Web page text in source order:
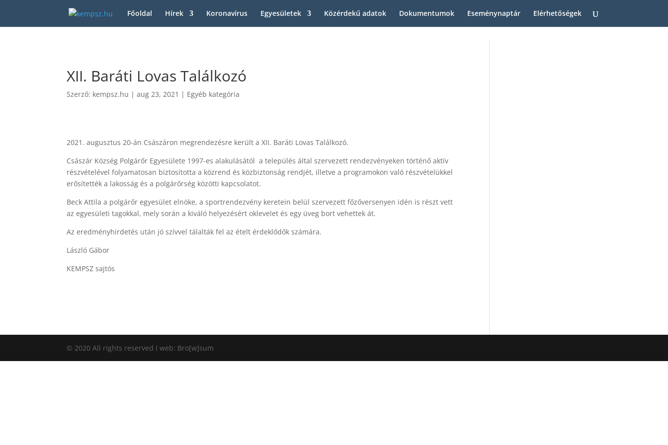
Főoldal Hírek Koronavírus Egyesületek Közérdekű adatok Dokumentumok Eseménynaptár Elérhetőségek
XII. Baráti Lovas Találkozó
Szerző: kempsz.hu |aug 23, 2021 | Egyéb kategória
2021. augusztus 20-án Császáron megrendezésre került a XII. Baráti Lovas Találkozó.
Császár Község Polgárőr Egyesülete 1997-es alakulásától a település által szervezett rendezvényeken történő aktív
részvételével folyamatosan biztosította a közrend és közbiztonság rendjét, illetve a programokon való részvételükkel
erősítették a lakosság és a polgárőrség közötti kapcsolatot.
Beck Attila a polgárőr egyesület elnöke, a sportrendezvény keretein belül szervezett főzőversenyen idén is részt vett
az egyesületi tagokkal, mely során a kiváló helyezésért oklevelet és egy üveg bort vehettek át.
Az eredményhirdetés után jó szívvel tálalták fel az ételt érdeklődők számára.
László Gábor
KEMPSZ sajtós
© 2020 All rights reserved I web: Bro[w]sum